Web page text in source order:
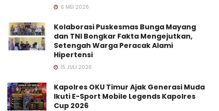
6 MEI 2026
Kolaborasi Puskesmas Bunga Mayang
dan TNI Bongkar Fakta Mengejutkan,
Setengah Warga Peracak Alami
Hipertensi
15 JULI 2026
Kapolres OKU Timur Ajak Generasi Muda
Ikuti E-Sport Mobile Legends Kapolres
Cup 2026